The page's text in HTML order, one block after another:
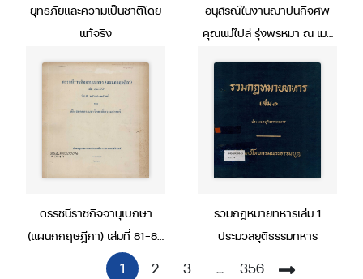
ยุทธภัยและความเป็นชาติโดย
แท้จริง
อนุสรณ์ในงานฌาปนกิจศพ
คุณแม่ไปล่ รุ่งพรหมา ณ เมรุ
กันยายน 2516
ดรรชนีราชกิจจานุเบกษา
(แผนกกฤษฎีกา) เล่มที่ 81-85
(พ.ศ. 2507-2511)
รวมกฎหมายทหารเล่ม 1
ประมวลยุติธรรมทหาร
1 2 3 ... 356